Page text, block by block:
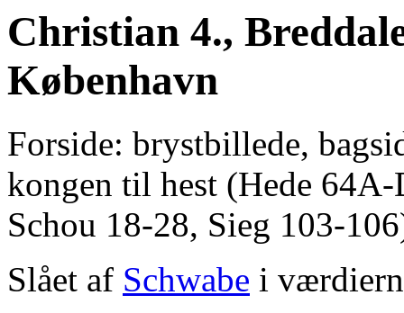
Christian 4.,
København
Forside: brystbillede,
kongen til hest (Hede 64A-
Schou 18-28, Sieg 103-
Slået af Schwabe i